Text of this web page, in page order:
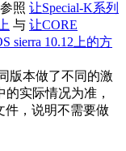
照 让Special-K系列
与 让CORE
sierra 10.12上的方
版本做了不同的激
实际情况为准，
件，说明不需要做